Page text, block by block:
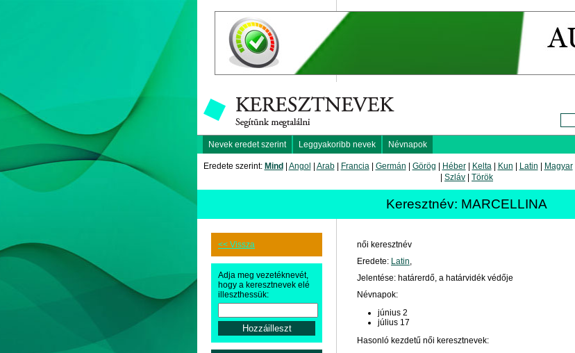
Nevek eredet szerint Leggyakoribb nevek Névnapok
Eredete szerint: Mind Angol Arab| Francia| Germán Görög Héber| Kelta| Kun Latin Magyar|
Szláv Török
Keresztnév: MARCELLINA
<< Vissza
Adja meg vezetéknevét,
hogy a keresztnevek elé
illeszthessük:
női keresztnév
Eredete: Latin,
Jelentése: határerdő, a határvidék védője
Névnapok:
június 2
július 17
Hasonló kezdetű női keresztnevek: